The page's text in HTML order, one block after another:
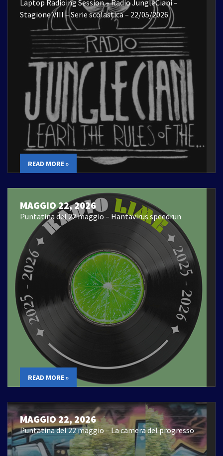
Laptop Radioing Session – Radio JungleCiani –
Stagione VIII – Serie scolastica – 22/05/2026
READ MORE »
MAGGIO 22, 2026
Puntatina del 22 maggio – Hantavirus speedrun
READ MORE »
MAGGIO 22, 2026
Puntatina del 22 maggio – La camera del progresso